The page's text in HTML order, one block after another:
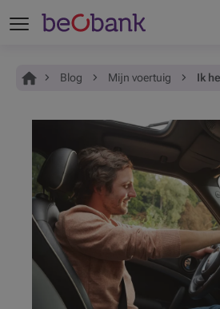
Je bent hier:
Home Blog Mijn voertuig Ik